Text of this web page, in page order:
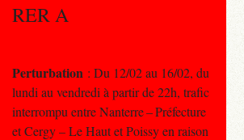
RER A
Perturbation : Du 12/02 au 16/02, du
lundi au vendredi à partir de 22h, trafic
interrompu entre Nanterre – Préfecture
et Cergy – Le Haut et Poissy en raison